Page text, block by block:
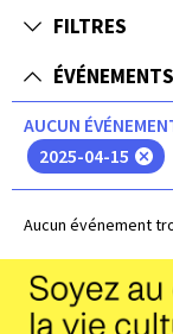
FILTRES
ÉVÉNEMENTS
AUCUN
2025-04-15
Aucun événement